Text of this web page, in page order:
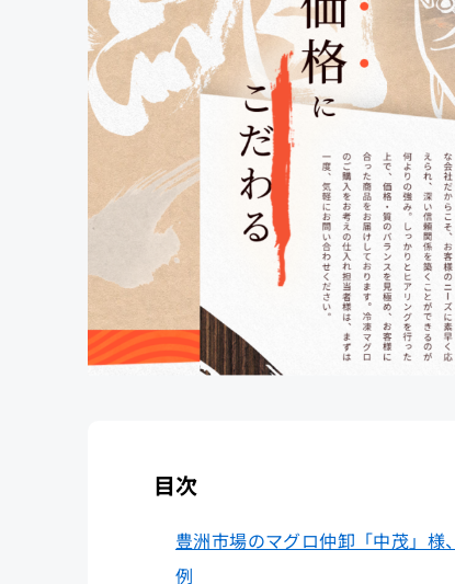
目次
豊洲市場のマグロ仲卸「中茂」
例